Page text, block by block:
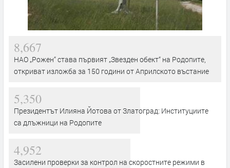
8,667
НАО „Рожен“ става първият „Звезден обект“ на Родопите,
откриват изложба за 150 години от Априлското въстание
5,350
Президентът Илияна Йотова от Златоград: Институциите
са длъжници на Родопите
4,952
Засилени проверки за контрол на скоростните режими в